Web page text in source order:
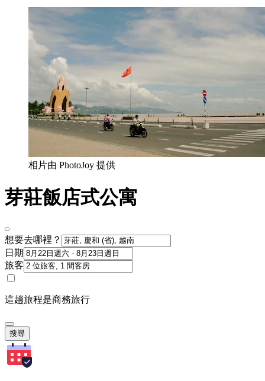
相片由 PhotoJoy 提供
芽莊飯店式公寓
想要去哪裡？
日期
旅客
這趟旅程是商務旅行
搜尋